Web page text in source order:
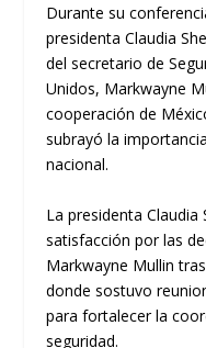
Durante su
presidenta Claudia
del secretario de
Unidos, Markwayne
cooperación de
subrayó la
nacional.
La presidenta Claudia
satisfacción por las
Markwayne Mullin
donde sostuvo
para fortalecer la
seguridad.